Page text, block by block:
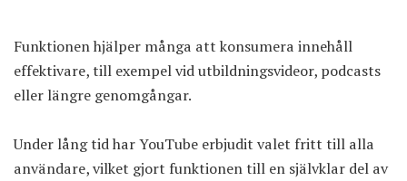
Funktionen hjälper många att konsumera innehåll
effektivare, till exempel vid utbildningsvideor, podcasts
eller längre genomgångar.
Under lång tid har YouTube erbjudit valet fritt till alla
användare, vilket gjort funktionen till en självklar del av